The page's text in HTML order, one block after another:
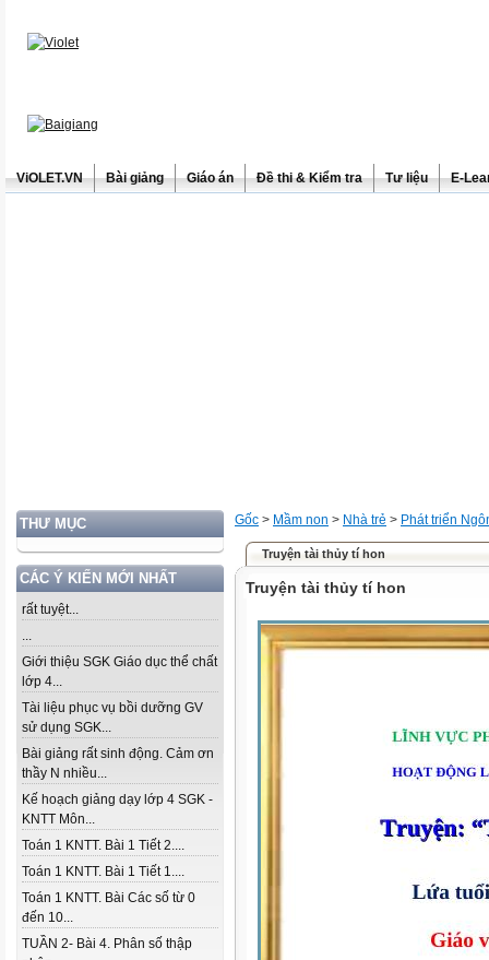
ViOLET.VN Bài giảng Giáo án Đề thi & Kiểm tra Tư liệu E-
THƯ MỤC
CÁC Ý KIẾN MỚI NHẤT
rất tuyệt...
...
Giới thiệu SGK Giáo dục thể chất
lớp 4...
Tài liệu phục vụ bồi dưỡng GV
sử dụng SGK...
Bài giảng rất sinh động. Cảm ơn
thầy N nhiều...
Kế hoạch giảng dạy lớp 4 SGK -
KNTT Môn...
Toán 1 KNTT. Bài 1 Tiết 2....
Toán 1 KNTT. Bài 1 Tiết 1....
Toán 1 KNTT. Bài Các số từ 0
đến 10...
TUẦN 2- Bài 4. Phân số thập
Gốc > Mầm non > Nhà trẻ > Phát triển
Truyện tài thủy tí hon
Truyện tài thủy tí hon